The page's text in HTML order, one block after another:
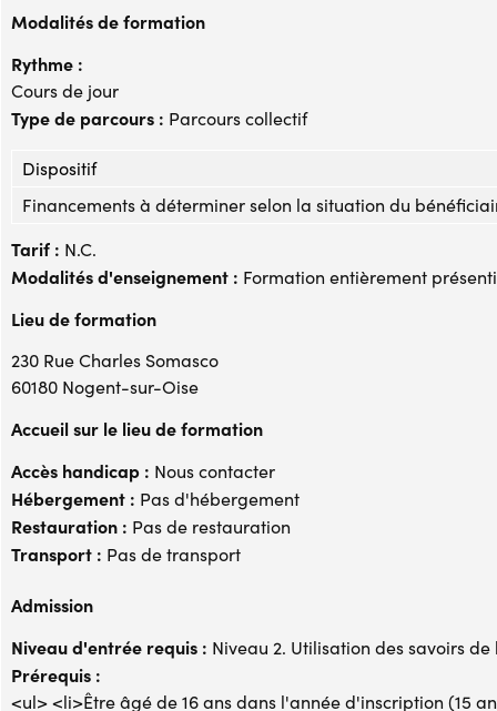
Modalités de formation
Rythme :
Cours de jour
Type de parcours : Parcours collectif
Dispositif
Financements à déterminer selon la situation du
Tarif : N.C.
Modalités d'enseignement : Formation entièrement
Lieu de formation
230 Rue Charles Somasco
60180 Nogent-sur-Oise
Accueil sur le lieu de formation
Accès handicap : Nous contacter
Hébergement : Pas d'hébergement
Restauration : Pas de restauration
Transport : Pas de transport
Admission
Niveau d'entrée requis : Niveau 2. Utilisation des savoirs de
Prérequis :
<ul> <li>Être âgé de 16 ans dans l'année d'inscription (15